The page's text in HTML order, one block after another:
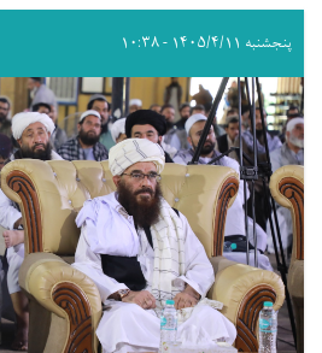
پنجشنبه ۱۴۰۵/۴/۱۱ - ۱۰:۳۸